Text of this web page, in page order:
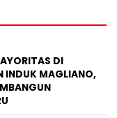
DI
INDUK MAGLIANO,